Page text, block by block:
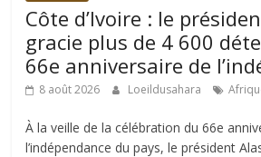
Côte d’Ivoire : le
gracie plus de 4 600
66e anniversaire de
8 août 2026 Loeildusahara
À la veille de la célébration du 66e
l’indépendance du pays, le président